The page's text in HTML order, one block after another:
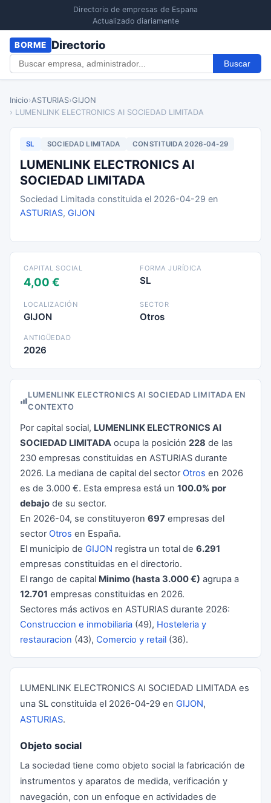
Directorio de empresas de Espana
Actualizado diariamente
BORME Directorio
Buscar
Inicio›ASTURIAS›GIJON
› LUMENLINK ELECTRONICS AI SOCIEDAD LIMITADA
SL SOCIEDAD LIMITADA CONSTITUIDA 2026-04-29
LUMENLINK ELECTRONICS AI
SOCIEDAD LIMITADA
Sociedad Limitada constituida el 2026-04-29 en
ASTURIAS, GIJON
CAPITAL SOCIAL
4,00 €
FORMA JURÍDICA
SL
LOCALIZACIÓN
GIJON
SECTOR
Otros
ANTIGÜEDAD
2026
LUMENLINK ELECTRONICS AI SOCIEDAD LIMITADA EN
CONTEXTO
Por capital social, LUMENLINK ELECTRONICS AI
SOCIEDAD LIMITADA ocupa la posición 228 de las
230 empresas constituidas en ASTURIAS durante
2026. La mediana de capital del sector Otros en 2026
es de 3.000 €. Esta empresa está un 100.0% por
debajo de su sector.
En 2026-04, se constituyeron 697 empresas del
sector Otros en España.
El municipio de GIJON registra un total de 6.291
empresas constituidas en el directorio.
El rango de capital Minimo (hasta 3.000 €) agrupa a
12.701 empresas constituidas en 2026.
Sectores más activos en ASTURIAS durante 2026:
Construccion e inmobiliaria (49), Hosteleria y
restauracion (43), Comercio y retail (36).
LUMENLINK ELECTRONICS AI SOCIEDAD LIMITADA es
una SL constituida el 2026-04-29 en GIJON,
ASTURIAS.
Objeto social
La sociedad tiene como objeto social la fabricación de
instrumentos y aparatos de medida, verificación y
navegación, con un enfoque en actividades de